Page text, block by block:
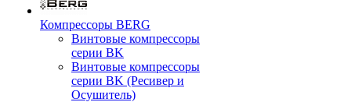
Компрессоры BERG
Винтовые компрессоры
серии BK
Винтовые компрессоры
серии BK (Ресивер и
Осушитель)